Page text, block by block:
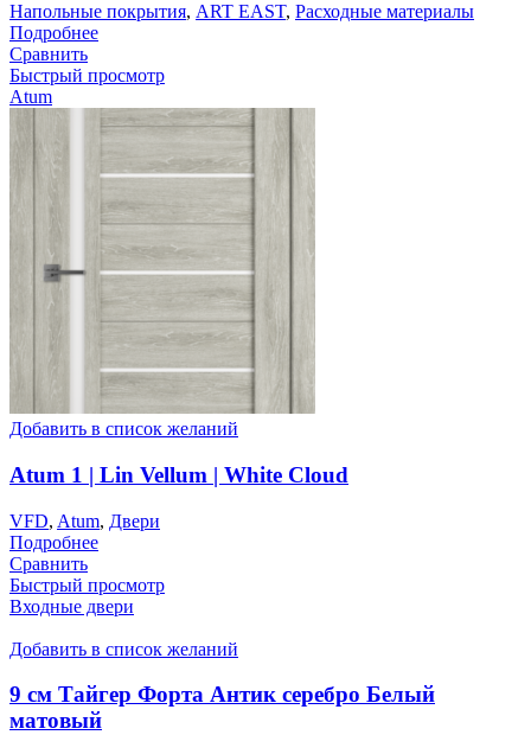
Напольные покрытия, ART EAST, Расходные материалы
Подробнее
Сравнить
Быстрый просмотр
Atum
Добавить в список желаний
Atum 1 | Lin Vellum | White Cloud
VFD, Atum, Двери
Подробнее
Сравнить
Быстрый просмотр
Входные двери
Добавить в список желаний
9 см Тайгер Форта Антик серебро Белый
матовый